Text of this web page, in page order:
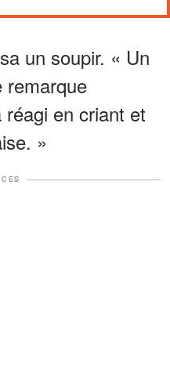
un soupir. « Un
remarque
en criant et
»